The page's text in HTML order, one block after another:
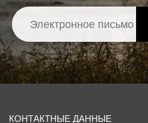
КОНТАКТНЫЕ ДАННЫЕ